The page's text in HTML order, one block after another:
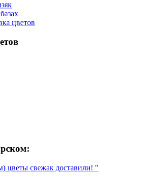
цветов
цветы свежак доставили! "